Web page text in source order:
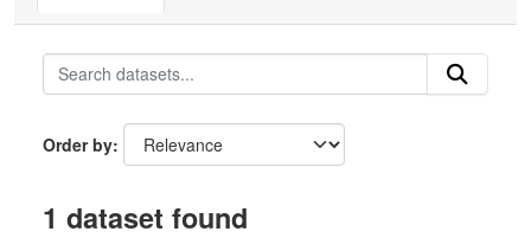
Order by
1 dataset found